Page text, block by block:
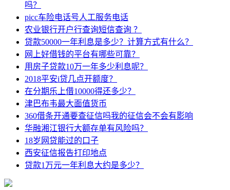
吗？
picc车险电话号人工服务电话
农业银行开户行查询短信查询 ？
贷款50000一年利息是多少？计算方式有什么？
网上好借钱的平台有哪些可靠？
用房子贷款10万一年多少利息呢？
2018平安i贷几点开额度？
在分期乐上借10000得还多少？
津巴布韦最大面值货币
360借条开通要查征信吗我的征信会不会有影响
华融湘江银行大额存单有风险吗？
18岁网贷能过的口子
西安征信报告打印地点
贷款1万元一年利息大约是多少？